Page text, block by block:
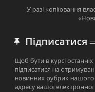
У разі копіювання
Підписатися
Щоб бути в курсі
підписатися на
новинних рубрик нашого
адресу вашої